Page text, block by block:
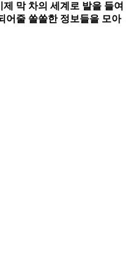
막 차의 세계로 발을 들여
어줄 쏠쏠한 정보들을 모아